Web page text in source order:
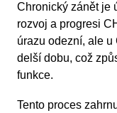
Chronický zánět je
rozvoj a progresi
úrazu odezní, ale
delší dobu, což
funkce.
Tento proces